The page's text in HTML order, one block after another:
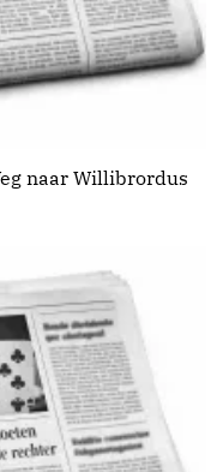
naar Willibrordus